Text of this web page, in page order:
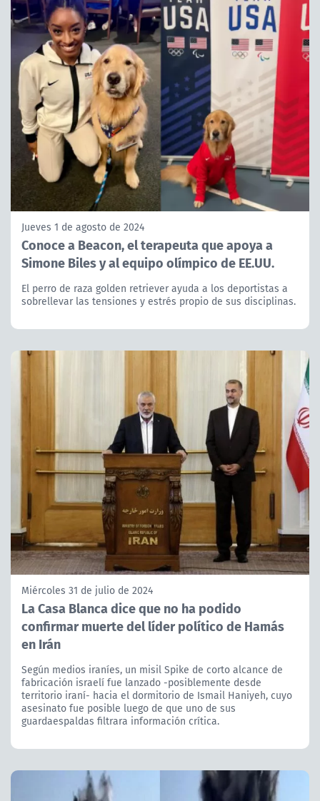
Jueves 1 de agosto de 2024
Conoce a Beacon, el terapeuta que apoya a
Simone Biles y al equipo olímpico de EE.UU.
El perro de raza golden retriever ayuda a los deportistas a
sobrellevar las tensiones y estrés propio de sus disciplinas.
Miércoles 31 de julio de 2024
La Casa Blanca dice que no ha podido
confirmar muerte del líder político de Hamás
en Irán
Según medios iraníes, un misil Spike de corto alcance de
fabricación israelí fue lanzado -posiblemente desde
territorio iraní- hacia el dormitorio de Ismail Haniyeh, cuyo
asesinato fue posible luego de que uno de sus
guardaespaldas filtrara información crítica.